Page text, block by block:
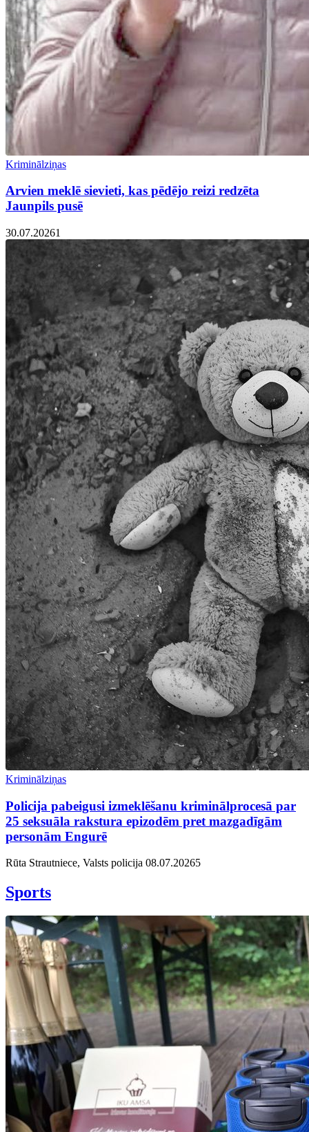
Kriminālziņas
Arvien meklē sievieti, kas pēdējo reizi redzēta
Jaunpils pusē
30.07.20261
Kriminālziņas
Policija pabeigusi izmeklēšanu kriminālprocesā par
25 seksuāla rakstura epizodēm pret mazgadīgām
personām Engurē
Rūta Strautniece, Valsts policija 08.07.20265
Sports